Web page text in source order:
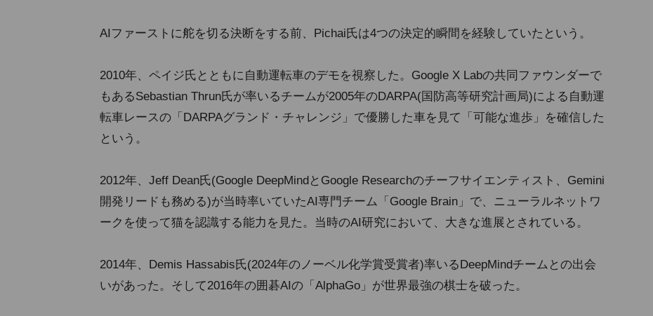
AIファーストに舵を切る決断をする前、Pichai氏は4つの決定的瞬間を経験していたという。
2010年、ペイジ氏とともに自動運転車のデモを視察した。Google X Labの共同ファウンダーで
もあるSebastian Thrun氏が率いるチームが2005年のDARPA(国防高等研究計画局)による自動運
転車レースの「DARPAグランド・チャレンジ」で優勝した車を見て「可能な進歩」を確信した
という。
2012年、Jeff Dean氏(Google DeepMindとGoogle Researchのチーフサイエンティスト、Gemini
開発リードも務める)が当時率いていたAI専門チーム「Google Brain」で、ニューラルネットワ
ークを使って猫を認識する能力を見た。当時のAI研究において、大きな進展とされている。
2014年、Demis Hassabis氏(2024年のノーベル化学賞受賞者)率いるDeepMindチームとの出会
いがあった。そして2016年の囲碁AIの「AlphaGo」が世界最強の棋士を破った。